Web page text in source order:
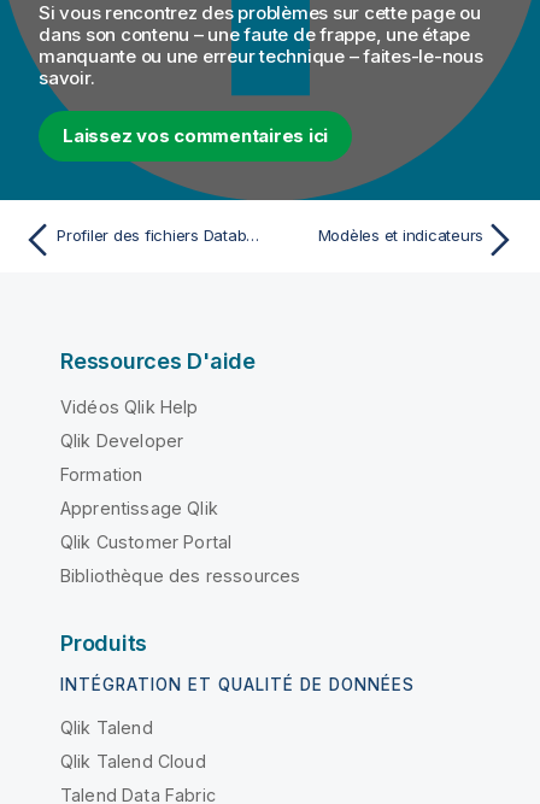
Si vous rencontrez des problèmes sur cette page ou
dans son contenu – une faute de frappe, une étape
manquante ou une erreur technique – faites-le-nous
savoir.
Laissez vos commentaires ici
Profiler des fichiers Databricks stockés sur Amazon S3 Modèles et indicateurs
Ressources D'aide
Vidéos Qlik Help
Qlik Developer
Formation
Apprentissage Qlik
Qlik Customer Portal
Bibliothèque des ressources
Produits
INTÉGRATION ET QUALITÉ DE DONNÉES
Qlik Talend
Qlik Talend Cloud
Talend Data Fabric